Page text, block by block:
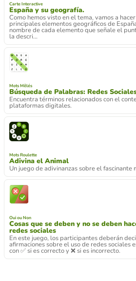
Carte Interactive
España y su geografía.
Como hemos visto en el tema, vamos a
principales elementos geográficos de
nombre de cada elemento que señale el
la descri...
Mots Mêlés
Búsqueda de Palabras: Redes
Encuentra términos relacionados con el
plataformas digitales.
Mots Roulette
Adivina el Animal
Un juego de adivinanzas sobre el fascinante
Oui ou Non
Cosas que se deben y no se deben
redes sociales
En este juego, los participantes deberán
afirmaciones sobre el uso de redes sociales
con ✅ si es correcto y ❌ si es incorrecto.